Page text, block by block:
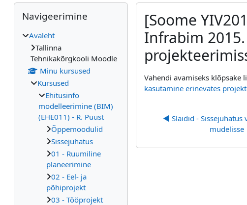
[Soome
Infrabim
Lõpetamise nõuded
Vahendi avamiseks klõpsake
kasutamine erinevates
◀︎ Slaidid - Sissejuhatus
mudelisse
Plokid
Jäta vahele Navigeerimine
Navigeerimine
Avaleht
Tallinna
Tehnikakõrgkooli Moodle
Minu kursused
Kursused
Ehitusinfo
modelleerimine (BIM)
(EHE011) - R. Puust
Õppemoodulid
Sissejuhatus
01 - Ruumiline
planeerimine
02 - Eel- ja
põhiprojekt
03 - Tööprojekt